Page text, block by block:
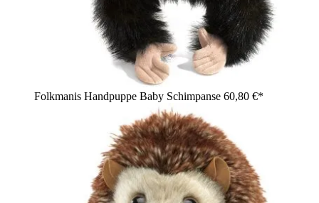
Folkmanis Handpuppe Baby Schimpanse 60,80 €*